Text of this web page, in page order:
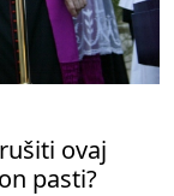
ovaj
pasti?